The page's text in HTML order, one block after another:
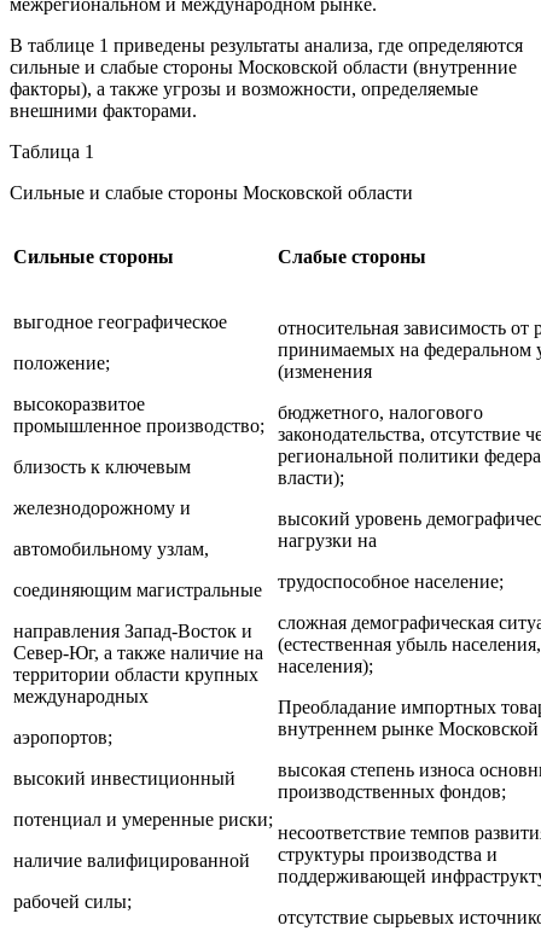
межрегиональном и международном рынке.
В таблице 1 приведены результаты анализа, где определяются
сильные и слабые стороны Московской области (внутренние
факторы), а также угрозы и возможности, определяемые
внешними факторами.
Таблица 1
Сильные и слабые стороны Московской области
Сильные стороны Слабые стороны
выгодное географическое
положение;
высокоразвитое
промышленное производство;
близость к ключевым
железнодорожному и
автомобильному узлам,
соединяющим магистральные
направления Запад-Восток и
Север-Юг, а также наличие на
территории области крупных
международных
аэропортов;
высокий инвестиционный
потенциал и умеренные риски;
наличие валифицированной
рабочей силы;
относительная зависимость от
принимаемых на федеральном
(изменения
бюджетного, налогового
законодательства, отсутствие
региональной политики
власти);
высокий уровень
нагрузки на
трудоспособное население;
сложная демографическая
(естественная убыль
населения);
Преобладание импортных
внутреннем рынке Московской
высокая степень износа
производственных фондов;
несоответствие темпов
структуры производства и
поддерживающей
отсутствие сырьевых